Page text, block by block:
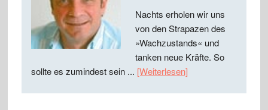
Nachts erholen wir uns
von den Strapazen des
»Wachzustands« und
tanken neue Kräfte. So
sollte es zumindest sein ... [Weiterlesen]